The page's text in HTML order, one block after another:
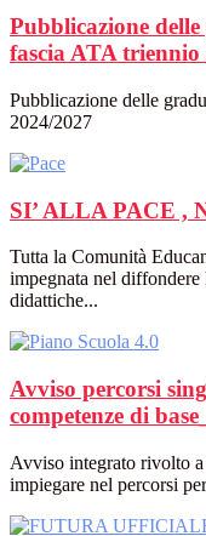
Pubblicazione
fascia ATA triennio
Pubblicazione delle
2024/2027
SI’ ALLA PACE ,
Tutta la Comunità
impegnata nel
didattiche...
Avviso percorsi
competenze di
Avviso integrato rivolto a
impiegare nel percorsi